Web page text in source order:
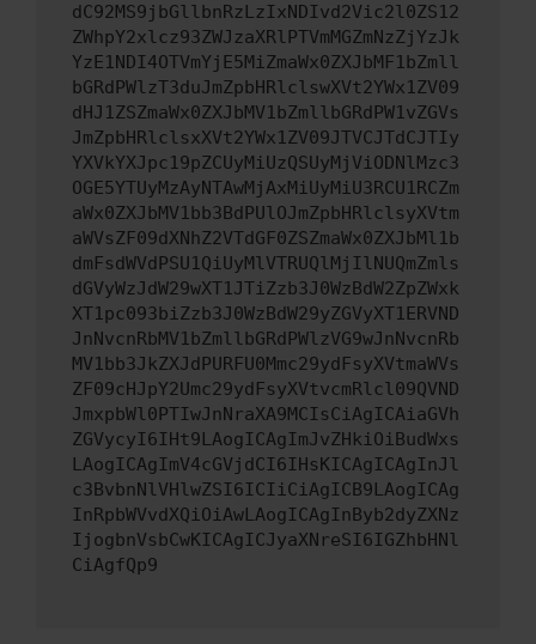
dC92MS9jbGllbnRzLzIxNDIvd2Vic2l0ZS12
ZWhpY2xlcz93ZWJzaXRlPTVmMGZmNzZjYzJk
YzE1NDI4OTVmYjE5MiZmaWx0ZXJbMF1bZmll
bGRdPWlzT3duJmZpbHRlclswXVt2YWx1ZV09
dHJ1ZSZmaWx0ZXJbMV1bZmllbGRdPW1vZGVs
JmZpbHRlclsxXVt2YWx1ZV09JTVCJTdCJTIy
YXVkYXJpc19pZCUyMiUzQSUyMjViODNlMzc3
OGE5YTUyMzAyNTAwMjAxMiUyMiU3RCU1RCZm
aWx0ZXJbMV1bb3BdPUlOJmZpbHRlclsyXVtm
aWVsZF09dXNhZ2VTdGF0ZSZmaWx0ZXJbMl1b
dmFsdWVdPSU1QiUyMlVTRUQlMjIlNUQmZmls
dGVyWzJdW29wXT1JTiZzb3J0WzBdW2ZpZWxk
XT1pc093biZzb3J0WzBdW29yZGVyXT1ERVND
JnNvcnRbMV1bZmllbGRdPWlzVG9wJnNvcnRb
MV1bb3JkZXJdPURFU0Mmc29ydFsyXVtmaWVs
ZF09cHJpY2Umc29ydFsyXVtvcmRlcl09QVND
JmxpbWl0PTIwJnNraXA9MCIsCiAgICAiaGVh
ZGVycyI6IHt9LAogICAgImJvZHkiOiBudWxs
LAogICAgImV4cGVjdCI6IHsKICAgICAgInJl
c3BvbnNlVHlwZSI6ICIiCiAgICB9LAogICAg
InRpbWVvdXQiOiAwLAogICAgInByb2dyZXNz
IjogbnVsbCwKICAgICJyaXNreSI6IGZhbHNl
CiAgfQp9